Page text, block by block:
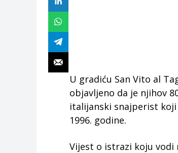
U gradiću San Vito al
objavljeno da je njihov
italijanski snajperist koji
1996. godine.
Vijest o istrazi koju